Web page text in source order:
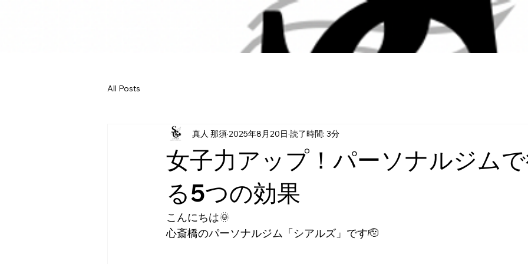
All Posts
女子力アップ！パーソナルジム
る5つの効果
真人 那須 2025年8月20日 読了時間: 3分
こんにちは🌞
心斎橋のパーソナルジム「シアルズ」です🫡